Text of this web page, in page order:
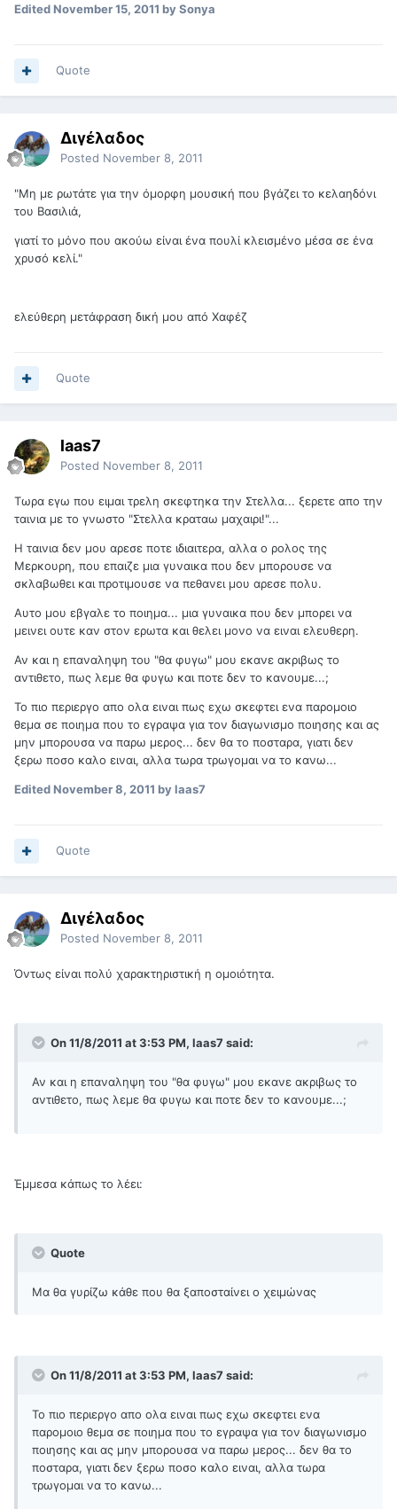
EditedNovember 15, 2011 by Sonya
Quote
Διγέλαδος
Posted November 8, 2011
"Μη με ρωτάτε για την όμορφη μουσική που βγάζει το κελαηδόνι
του Βασιλιά,
γιατί το μόνο που ακούω είναι ένα πουλί κλεισμένο μέσα σε ένα
χρυσό κελί."
ελεύθερη μετάφραση δική μου από Χαφέζ
Quote
laas7
Posted November 8, 2011
Τωρα εγω που ειμαι τρελη σκεφτηκα την Στελλα... ξερετε απο την
ταινια με το γνωστο "Στελλα κραταω μαχαιρι!"...
Η ταινια δεν μου αρεσε ποτε ιδιαιτερα, αλλα ο ρολος της
Μερκουρη, που επαιζε μια γυναικα που δεν μπορουσε να
σκλαβωθει και προτιμουσε να πεθανει μου αρεσε πολυ.
Αυτο μου εβγαλε το ποιημα... μια γυναικα που δεν μπορει να
μεινει ουτε καν στον ερωτα και θελει μονο να ειναι ελευθερη.
Αν και η επαναληψη του "θα φυγω" μου εκανε ακριβως το
αντιθετο, πως λεμε θα φυγω και ποτε δεν το κανουμε...;
Το πιο περιεργο απο ολα ειναι πως εχω σκεφτει ενα παρομοιο
θεμα σε ποιημα που το εγραψα για τον διαγωνισμο ποιησης και ας
μην μπορουσα να παρω μερος... δεν θα το ποσταρα, γιατι δεν
ξερω ποσο καλο ειναι, αλλα τωρα τρωγομαι να το κανω...
EditedNovember 8, 2011 by laas7
Quote
Διγέλαδος
Posted November 8, 2011
Όντως είναι πολύ χαρακτηριστική η ομοιότητα.
On 11/8/2011 at 3:53 PM, laas7 said:
Αν και η επαναληψη του "θα φυγω" μου εκανε ακριβως το
αντιθετο, πως λεμε θα φυγω και ποτε δεν το κανουμε...;
Έμμεσα κάπως το λέει:
Quote
Μα θα γυρίζω κάθε που θα ξαποσταίνει ο χειμώνας
On 11/8/2011 at 3:53 PM, laas7 said:
Το πιο περιεργο απο ολα ειναι πως εχω σκεφτει ενα
παρομοιο θεμα σε ποιημα που το εγραψα για τον διαγωνισμο
ποιησης και ας μην μπορουσα να παρω μερος... δεν θα το
ποσταρα, γιατι δεν ξερω ποσο καλο ειναι, αλλα τωρα
τρωγομαι να το κανω...